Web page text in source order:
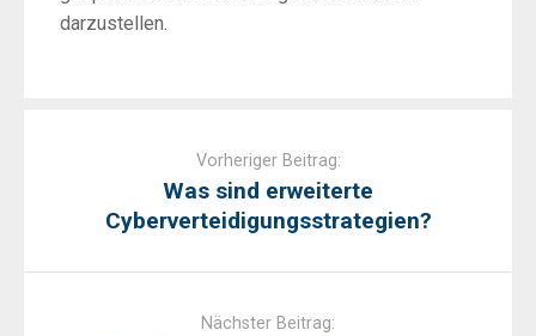
darzustellen.
Vorheriger Beitrag:
Was sind erweiterte
Cyberverteidigungsstrategien?
Nächster Beitrag: